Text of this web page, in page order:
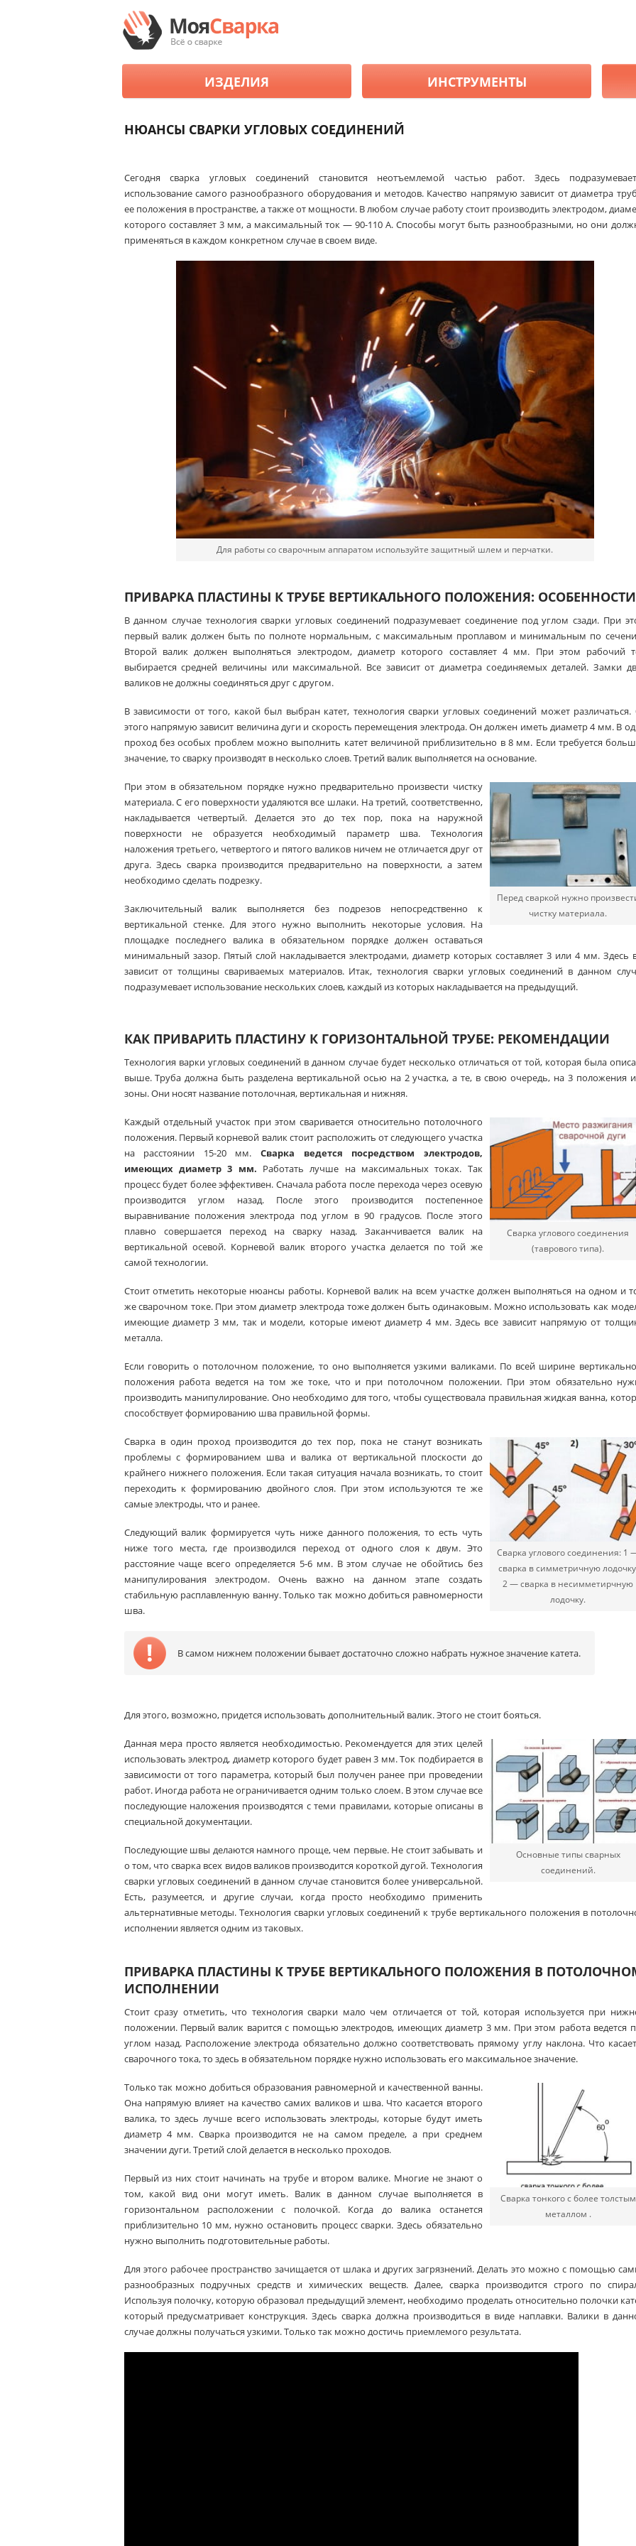
ИЗДЕЛИЯ ИНСТРУМЕНТЫ
НЮАНСЫ СВАРКИ УГЛОВЫХ СОЕДИНЕНИЙ
Сегодня сварка угловых соединений становится неотъемлемой частью работ. Здесь
использование самого разнообразного оборудования и методов. Качество напрямую зависит от диаметра
ее положения в пространстве, а также от мощности. В любом случае работу стоит производить электродом,
которого составляет 3 мм, а максимальный ток — 90-110 А. Способы могут быть разнообразными, но они
применяться в каждом конкретном случае в своем виде.
Для работы со сварочным аппаратом используйте защитный шлем и перчатки.
ПРИВАРКА ПЛАСТИНЫ К ТРУБЕ ВЕРТИКАЛЬНОГО ПОЛОЖЕНИЯ: ОСОБЕННОСТИ
В данном случае технология сварки угловых соединений подразумевает соединение под углом сзади. При
первый валик должен быть по полноте нормальным, с максимальным проплавом и минимальным по
Второй валик должен выполняться электродом, диаметр которого составляет 4 мм. При этом рабочий
выбирается средней величины или максимальной. Все зависит от диаметра соединяемых деталей. Замки
валиков не должны соединяться друг с другом.
В зависимости от того, какой был выбран катет, технология сварки угловых соединений может различаться.
этого напрямую зависит величина дуги и скорость перемещения электрода. Он должен иметь диаметр 4 мм. В
проход без особых проблем можно выполнить катет величиной приблизительно в 8 мм. Если требуется
значение, то сварку производят в несколько слоев. Третий валик выполняется на основание.
Перед сваркой нужно
чистку материала.
При этом в обязательном порядке нужно предварительно произвести чистку
материала. С его поверхности удаляются все шлаки. На третий, соответственно,
накладывается четвертый. Делается это до тех пор, пока на наружной
поверхности не образуется необходимый параметр шва. Технология
наложения третьего, четвертого и пятого валиков ничем не отличается друг от
друга. Здесь сварка производится предварительно на поверхности, а затем
необходимо сделать подрезку.
Заключительный валик выполняется без подрезов непосредственно к
вертикальной стенке. Для этого нужно выполнить некоторые условия. На
площадке последнего валика в обязательном порядке должен оставаться
минимальный зазор. Пятый слой накладывается электродами, диаметр которых составляет 3 или 4 мм. Здесь
зависит от толщины свариваемых материалов. Итак, технология сварки угловых соединений в данном
подразумевает использование нескольких слоев, каждый из которых накладывается на предыдущий.
КАК ПРИВАРИТЬ ПЛАСТИНУ К ГОРИЗОНТАЛЬНОЙ ТРУБЕ: РЕКОМЕНДАЦИИ
Технология варки угловых соединений в данном случае будет несколько отличаться от той, которая была
выше. Труба должна быть разделена вертикальной осью на 2 участка, а те, в свою очередь, на 3 положения
зоны. Они носят название потолочная, вертикальная и нижняя.
Сварка углового соединения
(таврового типа).
Каждый отдельный участок при этом сваривается относительно потолочного
положения. Первый корневой валик стоит расположить от следующего участка
на расстоянии 15-20 мм. Сварка ведется посредством электродов,
имеющих диаметр 3 мм. Работать лучше на максимальных токах. Так
процесс будет более эффективен. Сначала работа после перехода через осевую
производится углом назад. После этого производится постепенное
выравнивание положения электрода под углом в 90 градусов. После этого
плавно совершается переход на сварку назад. Заканчивается валик на
вертикальной осевой. Корневой валик второго участка делается по той же
самой технологии.
Стоит отметить некоторые нюансы работы. Корневой валик на всем участке должен выполняться на одном и
же сварочном токе. При этом диаметр электрода тоже должен быть одинаковым. Можно использовать как
имеющие диаметр 3 мм, так и модели, которые имеют диаметр 4 мм. Здесь все зависит напрямую от
металла.
Если говорить о потолочном положение, то оно выполняется узкими валиками. По всей ширине
положения работа ведется на том же токе, что и при потолочном положении. При этом обязательно
производить манипулирование. Оно необходимо для того, чтобы существовала правильная жидкая ванна,
способствует формированию шва правильной формы.
Сварка углового соединения: 1
сварка в симметричную
2 — сварка в несимметирчную
лодочку.
Сварка в один проход производится до тех пор, пока не станут возникать
проблемы с формированием шва и валика от вертикальной плоскости до
крайнего нижнего положения. Если такая ситуация начала возникать, то стоит
переходить к формированию двойного слоя. При этом используются те же
самые электроды, что и ранее.
Следующий валик формируется чуть ниже данного положения, то есть чуть
ниже того места, где производился переход от одного слоя к двум. Это
расстояние чаще всего определяется 5-6 мм. В этом случае не обойтись без
манипулирования электродом. Очень важно на данном этапе создать
стабильную расплавленную ванну. Только так можно добиться равномерности
шва.
В самом нижнем положении бывает достаточно сложно набрать нужное значение катета.
Для этого, возможно, придется использовать дополнительный валик. Этого не стоит бояться.
Основные типы сварных
соединений.
Данная мера просто является необходимостью. Рекомендуется для этих целей
использовать электрод, диаметр которого будет равен 3 мм. Ток подбирается в
зависимости от того параметра, который был получен ранее при проведении
работ. Иногда работа не ограничивается одним только слоем. В этом случае все
последующие наложения производятся с теми правилами, которые описаны в
специальной документации.
Последующие швы делаются намного проще, чем первые. Не стоит забывать и
о том, что сварка всех видов валиков производится короткой дугой. Технология
сварки угловых соединений в данном случае становится более универсальной.
Есть, разумеется, и другие случаи, когда просто необходимо применить
альтернативные методы. Технология сварки угловых соединений к трубе вертикального положения в
исполнении является одним из таковых.
ПРИВАРКА ПЛАСТИНЫ К ТРУБЕ ВЕРТИКАЛЬНОГО ПОЛОЖЕНИЯ В
ИСПОЛНЕНИИ
Стоит сразу отметить, что технология сварки мало чем отличается от той, которая используется при
положении. Первый валик варится с помощью электродов, имеющих диаметр 3 мм. При этом работа ведется
углом назад. Расположение электрода обязательно должно соответствовать прямому углу наклона. Что
сварочного тока, то здесь в обязательном порядке нужно использовать его максимальное значение.
Сварка тонкого с более толстым
металлом .
Только так можно добиться образования равномерной и качественной ванны.
Она напрямую влияет на качество самих валиков и шва. Что касается второго
валика, то здесь лучше всего использовать электроды, которые будут иметь
диаметр 4 мм. Сварка производится не на самом пределе, а при среднем
значении дуги. Третий слой делается в несколько проходов.
Первый из них стоит начинать на трубе и втором валике. Многие не знают о
том, какой вид они могут иметь. Валик в данном случае выполняется в
горизонтальном расположении с полочкой. Когда до валика останется
приблизительно 10 мм, нужно остановить процесс сварки. Здесь обязательно
нужно выполнить подготовительные работы.
Для этого рабочее пространство зачищается от шлака и других загрязнений. Делать это можно с помощью
разнообразных подручных средств и химических веществ. Далее, сварка производится строго по
Используя полочку, которую образовал предыдущий элемент, необходимо проделать относительно полочки
который предусматривает конструкция. Здесь сварка должна производиться в виде наплавки. Валики в
случае должны получаться узкими. Только так можно достичь приемлемого результата.